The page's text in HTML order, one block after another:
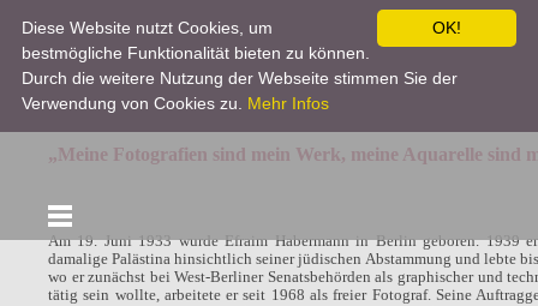
Efraim Habermann
„Meine Fotografien sind mein Werk, meine Aquarelle sind
Am 19. Juni 1933 wurde Efraim Habermann in Berlin geboren. 1939
damalige Palästina hinsichtlich seiner jüdischen Abstammung und lebte
wo er zunächst bei West-Berliner Senatsbehörden als graphischer und
tätig sein wollte, arbeitete er seit 1968 als freier Fotograf. Seine
OK!
Diese Website nutzt Cookies, um
bestmögliche Funktionalität bieten zu können.
Durch die weitere Nutzung der Webseite stimmen Sie der
Verwendung von Cookies zu. Mehr Infos